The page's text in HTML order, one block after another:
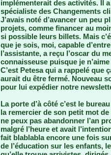
implémenterait des activités. Il
spécialiste des Changements
J’avais noté d’avancer un peu
projets, comme financer au
si possible leurs billets. Mais
que je sois, moi, capable
l’assistante, a reçu l’oscar du
connaisseuse puisque je
C’est Petesa qui a rappelé que
aurait du être fermé. Nouveau
pour lui expédier notre
La porte d’à côté c’est le
la remercier de son petit mot
ne peux pas abandonner l’an
malgré l’heure et avait
fait blablabla encore une fois
de l’éducation sur les enfants,